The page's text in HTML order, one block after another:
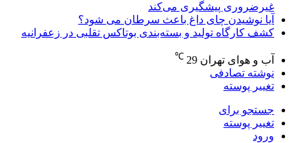
غیرضروری پیشگیری می‌کند
آیا نوشیدن چای داغ باعث سرطان می شود؟
کشف کارگاه تولید و بسته‌بندی بوتاکس تقلبی در زعفرانیه
آب و هوای تهران 29
℃
نوشته تصادفی
تغییر پوسته
جستجو برای
تغییر پوسته
ورود